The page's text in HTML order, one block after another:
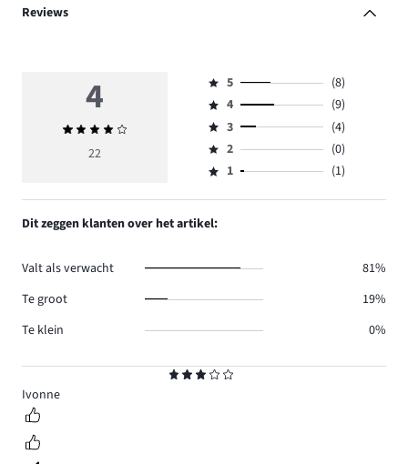
Reviews
3
Ivonne
4
Gemiddelde
beoordeling
22
Beoordeling
5,
aantal
reviews
8.
5
(8)
Beoordeling
4,
aantal
reviews
4
(9)
Beoordeling
3,
aantal
3
(4)
Beoordeling
2,
0.
2
(0)
Beoordeling
1,
aantal
reviews
1 (1)
Dit zeggen klanten over het artikel:
Valt als verwacht
81%
Te groot
19%
Te klein
0%